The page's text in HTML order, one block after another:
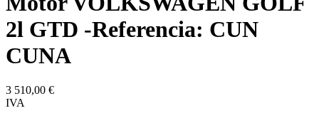
2l GTD -Referencia: CUN
CUNA
3 510,00 €
IVA